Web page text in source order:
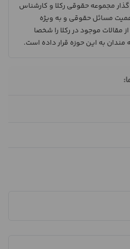
گذار مجموعه حقوقی رکلا و کارشناس
مسائل حقوقی و به ویژه
مقالات موجود در رکلا را شخصا
مندان به این حوزه قرار داده است.